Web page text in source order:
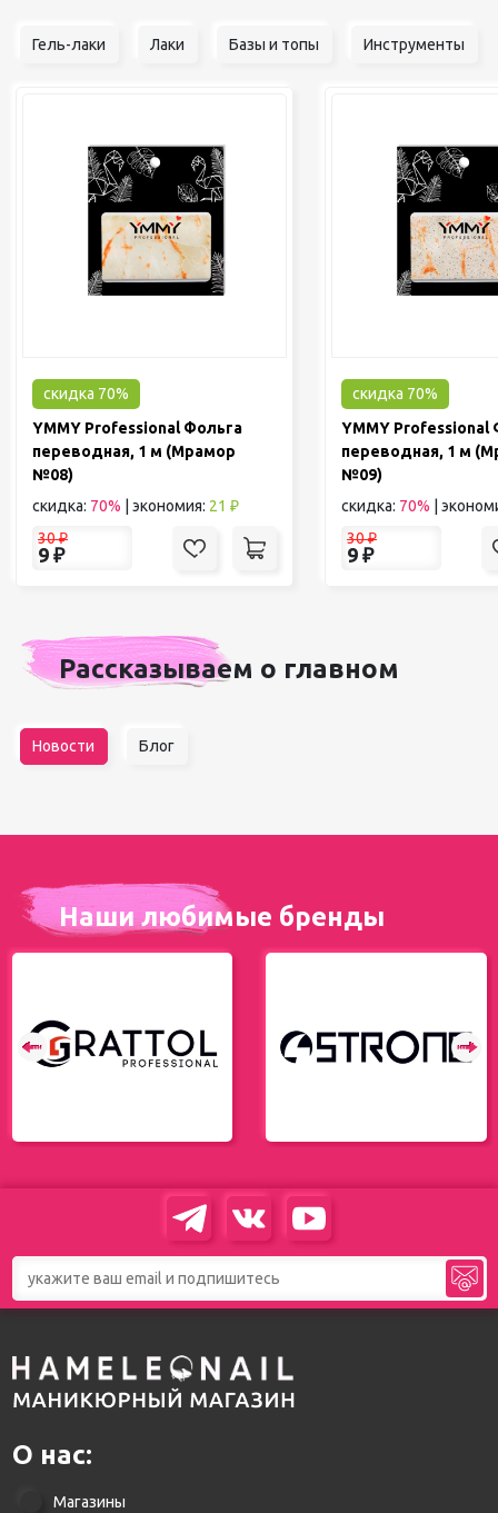
Гель-лаки Лаки Базы и топы Инструменты
скидка 70%
YMMY Professional Фольга
переводная, 1 м (Мрамор
№08)
скидка: 70% экономия: 21 ₽
30₽
9 ₽
скидка 70%
YMMY Professional
переводная, 1 м
№09)
скидка: 70%
30₽
9 ₽
Рассказываем о главном
Новости Блог
Наши любимые бренды
О нас:
Магазины